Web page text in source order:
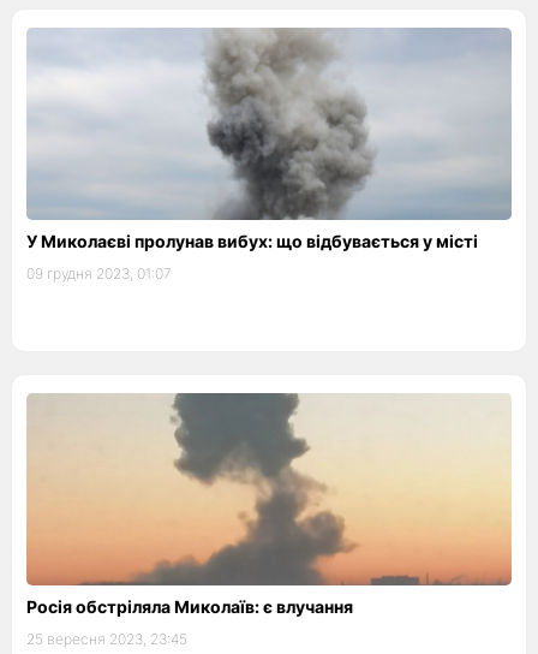
У Миколаєві пролунав вибух: що відбувається у місті
09 грудня 2023, 01:07
Росія обстріляла Миколаїв: є влучання
25 вересня 2023, 23:45